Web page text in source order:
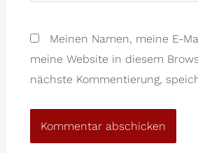
Meinen Namen, meine E-
meine Website in diesem
nächste Kommentierung,